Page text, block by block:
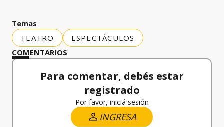
Temas
TEATRO
ESPECTÁCULOS
COMENTARIOS
Para comentar, debés estar
registrado
Por favor, iniciá sesión
INGRESA